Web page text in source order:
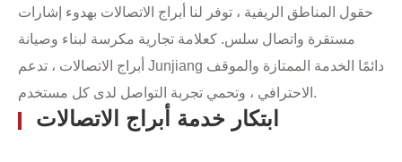
حقول المناطق الريفية ، توفر لنا أبراج الاتصالات بهدوء إشارات
مستقرة واتصال سلس. كعلامة تجارية مكرسة لبناء وصيانة
أبراج الاتصالات ، تدعم Junjiang دائمًا الخدمة الممتازة والموقف
الاحترافي ، وتحمي تجربة التواصل لدى كل مستخدم.
ابتكار خدمة أبراج الاتصالات